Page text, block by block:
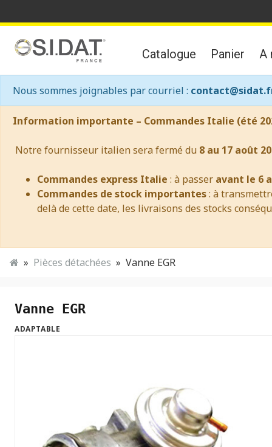
Catalogue Panier A
Nous sommes joignables par courriel :
Information importante – Commandes Italie (été
Notre fournisseur italien sera fermé du 8 au 17 août
Commandes express Italie : à passer avant le 6
Commandes de stock importantes: à
delà de cette date, les livraisons des stocks
Pièces détachées Vanne EGR
Vanne EGR
ADAPTABLE